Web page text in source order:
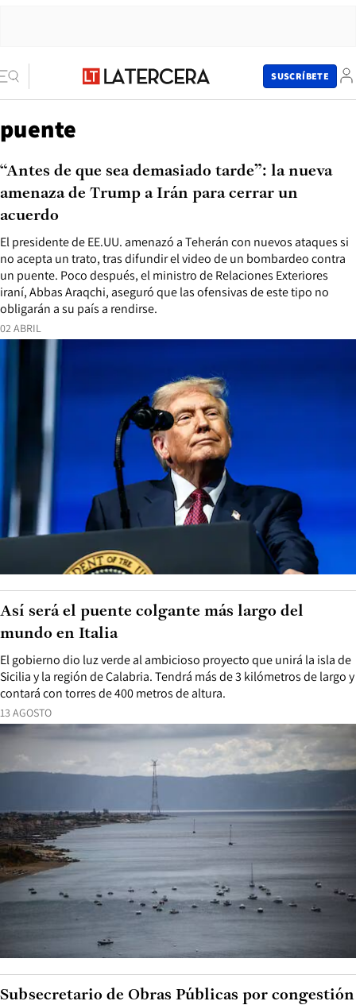
SUSCRÍBETE
puente
02 ABRIL
El presidente de EE.UU. amenazó a Teherán con nuevos ataques si
no acepta un trato, tras difundir el video de un bombardeo contra
un puente. Poco después, el ministro de Relaciones Exteriores
iraní, Abbas Araqchi, aseguró que las ofensivas de este tipo no
obligarán a su país a rendirse.
“Antes de que sea demasiado tarde”: la nueva
amenaza de Trump a Irán para cerrar un
acuerdo
13 AGOSTO
El gobierno dio luz verde al ambicioso proyecto que unirá la isla de
Sicilia y la región de Calabria. Tendrá más de 3 kilómetros de largo y
contará con torres de 400 metros de altura.
Así será el puente colgante más largo del
mundo en Italia
Subsecretario de Obras Públicas por congestión